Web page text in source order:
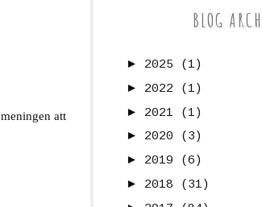
att
BLOG
► 2025
(1)
► 2022
(1)
► 2021
(1)
► 2020
(3)
► 2019
(6)
► 2018
(31)